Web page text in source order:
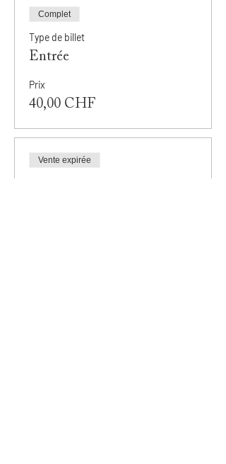
Complet
Type de billet
Entrée
Prix
40,00 CHF
Vente expirée